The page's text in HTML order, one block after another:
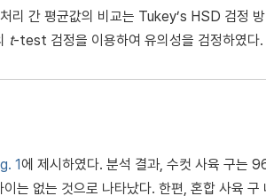
리 간 평균값의 비교는 Tukey’s HSD 검정
t-test 검정을 이용하여 유의성을 검정하였다.
1에 제시하였다. 분석 결과, 수컷 사육 구는
는 없는 것으로 나타났다. 한편, 혼합 사육 구